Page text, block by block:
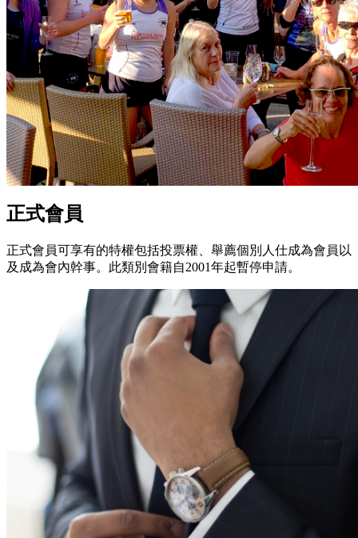
正式會員
正式會員可享有的特權包括投票權、舉薦個別人仕成為會員以
及成為會內幹事。此類別會籍自2001年起暫停申請。